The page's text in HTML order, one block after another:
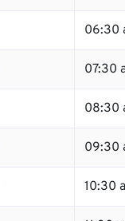
06:30
07:30
08:30
09:30
10:30